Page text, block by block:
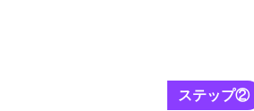
ステップ②